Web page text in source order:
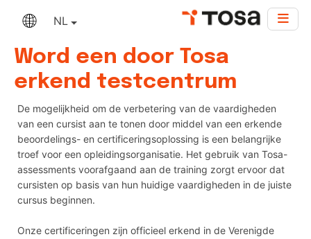
NL
Word een door Tosa
erkend testcentrum
De mogelijkheid om de verbetering van de vaardigheden
van een cursist aan te tonen door middel van een erkende
beoordelings- en certificeringsoplossing is een belangrijke
troef voor een opleidingsorganisatie. Het gebruik van Tosa-
assessments voorafgaand aan de training zorgt ervoor dat
cursisten op basis van hun huidige vaardigheden in de juiste
cursus beginnen.
Onze certificeringen zijn officieel erkend in de Verenigde